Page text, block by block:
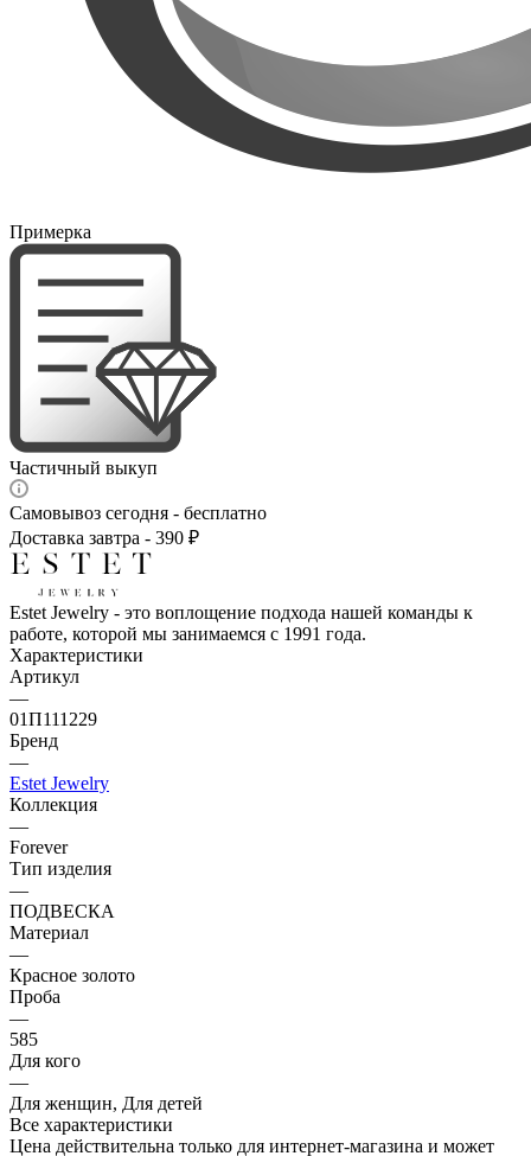
Примерка
Частичный выкуп
Самовывоз сегодня - бесплатно
Доставка завтра - 390 ₽
Estet Jewelry - это воплощение подхода нашей команды к
работе, которой мы занимаемся с 1991 года.
Характеристики
Артикул
—
01П111229
Бренд
—
Estet Jewelry
Коллекция
—
Forever
Тип изделия
—
ПОДВЕСКА
Материал
—
Красное золото
Проба
—
585
Для кого
—
Для женщин, Для детей
Все характеристики
Цена действительна только для интернет-магазина и может